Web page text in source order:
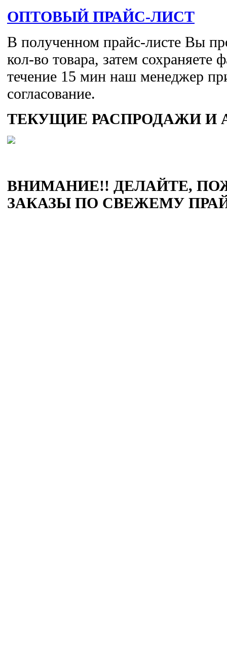
ОПТОВЫЙ ПРАЙС-ЛИСТ
В полученном прайс-листе Вы
кол-во товара, затем
течение 15 мин наш менеджер
согласование.
ТЕКУЩИЕ РАСПРОДАЖИ И
ВНИМАНИЕ!! ДЕЛАЙТЕ,
ЗАКАЗЫ ПО СВЕЖЕМУ